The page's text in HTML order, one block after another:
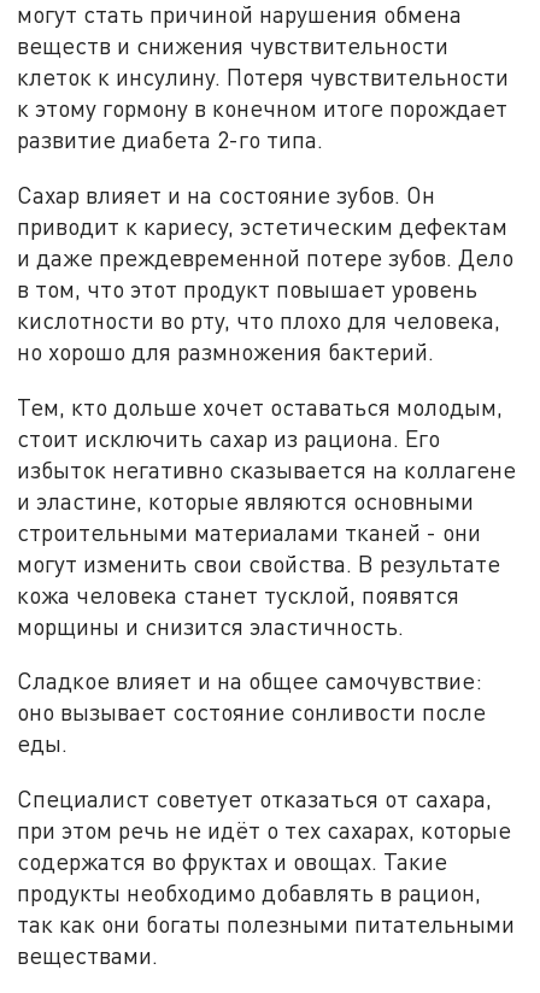
могут стать причиной нарушения обмена
веществ и снижения чувствительности
клеток к инсулину. Потеря чувствительности
к этому гормону в конечном итоге порождает
развитие диабета 2-го типа.
Сахар влияет и на состояние зубов. Он
приводит к кариесу, эстетическим дефектам
и даже преждевременной потере зубов. Дело
в том, что этот продукт повышает уровень
кислотности во рту, что плохо для человека,
но хорошо для размножения бактерий.
Тем, кто дольше хочет оставаться молодым,
стоит исключить сахар из рациона. Его
избыток негативно сказывается на коллагене
и эластине, которые являются основными
строительными материалами тканей - они
могут изменить свои свойства. В результате
кожа человека станет тусклой, появятся
морщины и снизится эластичность.
Сладкое влияет и на общее самочувствие:
оно вызывает состояние сонливости после
еды.
Специалист советует отказаться от сахара,
при этом речь не идёт о тех сахарах, которые
содержатся во фруктах и овощах. Такие
продукты необходимо добавлять в рацион,
так как они богаты полезными питательными
веществами.